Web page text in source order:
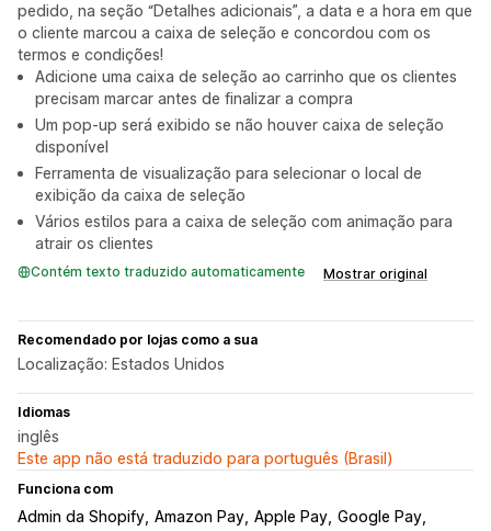
pedido, na seção “Detalhes adicionais”, a data e a hora em que
o cliente marcou a caixa de seleção e concordou com os
termos e condições!
Adicione uma caixa de seleção ao carrinho que os clientes
precisam marcar antes de finalizar a compra
Um pop-up será exibido se não houver caixa de seleção
disponível
Ferramenta de visualização para selecionar o local de
exibição da caixa de seleção
Vários estilos para a caixa de seleção com animação para
atrair os clientes
Contém texto traduzido automaticamente Mostrar original
Recomendado por lojas como a sua
Localização: Estados Unidos
Idiomas
inglês
Este app não está traduzido para português (Brasil)
Funciona com
Admin da Shopify Amazon Pay Apple Pay Google Pay